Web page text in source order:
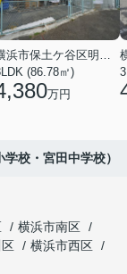
(86.78㎡)
万円
校・宮田中学校）
横浜市南区
横浜市西区